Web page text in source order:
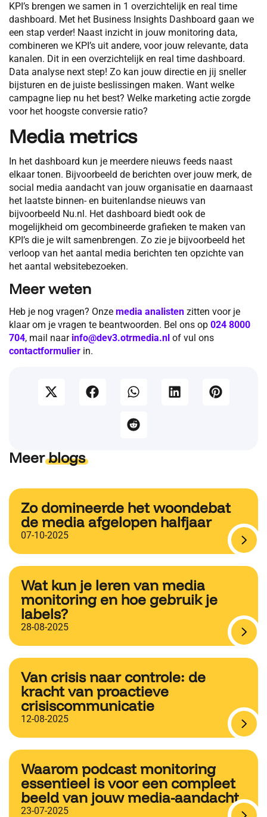
KPI’s brengen we samen in 1 overzichtelijk en real time
dashboard. Met het Business Insights Dashboard gaan we
een stap verder! Naast inzicht in jouw monitoring data,
combineren we KPI’s uit andere, voor jouw relevante, data
kanalen. Dit in een overzichtelijk en real time dashboard.
Data analyse next step! Zo kan jouw directie en jij sneller
bijsturen en de juiste beslissingen maken. Want welke
campagne liep nu het best? Welke marketing actie zorgde
voor het hoogste conversie ratio?
Media metrics
In het dashboard kun je meerdere nieuws feeds naast
elkaar tonen. Bijvoorbeeld de berichten over jouw merk, de
social media aandacht van jouw organisatie en daarnaast
het laatste binnen- en buitenlandse nieuws van
bijvoorbeeld Nu.nl. Het dashboard biedt ook de
mogelijkheid om gecombineerde grafieken te maken van
KPI’s die je wilt samenbrengen. Zo zie je bijvoorbeeld het
verloop van het aantal media berichten ten opzichte van
het aantal websitebezoeken.
Meer weten
Heb je nog vragen? Onze media analisten zitten voor je
klaar om je vragen te beantwoorden. Bel ons op 024 8000
704, mail naar info@dev3.otrmedia.nl of vul ons
contactformulier in.
Meerblogs
Zo domineerde het woondebat
de media afgelopen halfjaar
07-10-2025
Wat kun je leren van media
monitoring en hoe gebruik je
labels?
28-08-2025
Van crisis naar controle: de
kracht van proactieve
crisiscommunicatie
12-08-2025
Waarom podcast monitoring
essentieel is voor een compleet
beeld van jouw media-aandacht
23-07-2025